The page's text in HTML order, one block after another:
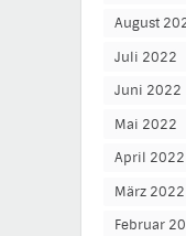
August
Juli 2022
Juni 2022
Mai 2022
April 2022
März 2022
Februar